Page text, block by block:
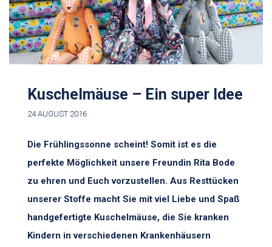
Kuschelmäuse – Ein super Idee
24 AUGUST 2016
Die Frühlingssonne scheint! Somit ist es die
perfekte Möglichkeit unsere Freundin Rita Bode
zu ehren und Euch vorzustellen. Aus Resttücken
unserer Stoffe macht Sie mit viel Liebe und Spaß
handgefertigte Kuschelmäuse, die Sie kranken
Kindern in verschiedenen Krankenhäusern